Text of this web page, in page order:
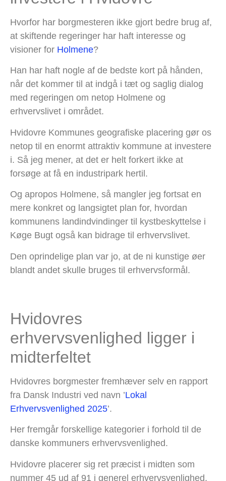
Hvorfor har borgmesteren ikke gjort bedre brug af,
at skiftende regeringer har haft interesse og
visioner for Holmene?
Han har haft nogle af de bedste kort på hånden,
når det kommer til at indgå i tæt og saglig dialog
med regeringen om netop Holmene og
erhvervslivet i området.
Hvidovre Kommunes geografiske placering gør os
netop til en enormt attraktiv kommune at investere
i. Så jeg mener, at det er helt forkert ikke at
forsøge at få en industripark hertil.
Og apropos Holmene, så mangler jeg fortsat en
mere konkret og langsigtet plan for, hvordan
kommunens landindvindinger til kystbeskyttelse i
Køge Bugt også kan bidrage til erhvervslivet.
Den oprindelige plan var jo, at de ni kunstige øer
blandt andet skulle bruges til erhvervsformål.
Hvidovres
erhvervsvenlighed ligger i
midterfeltet
Hvidovres borgmester fremhæver selv en rapport
fra Dansk Industri ved navn ’Lokal
Erhvervsvenlighed 2025’.
Her fremgår forskellige kategorier i forhold til de
danske kommuners erhvervsvenlighed.
Hvidovre placerer sig ret præcist i midten som
nummer 45 ud af 91 i generel erhvervsvenlighed,